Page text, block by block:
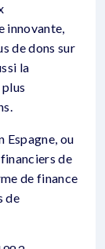
innovante,
de dons sur
la
Espagne, ou
de
de finance
de